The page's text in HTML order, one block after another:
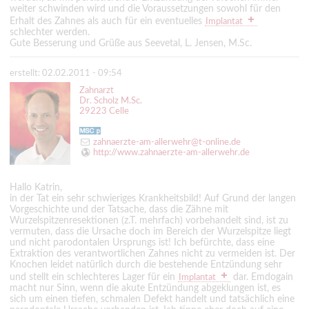
weiter schwinden wird und die Voraussetzungen sowohl für den
Erhalt des Zahnes als auch für ein eventuelles
Implantat
schlechter werden.
Gute Besserung und Grüße aus Seevetal, L. Jensen, M.Sc.
erstellt: 02.02.2011 - 09:54
Zahnarzt
Dr. Scholz M.Sc.
29223 Celle
zahnaerzte-am-allerwehr@t-online.de
http://www.zahnaerzte-am-allerwehr.de
Hallo Katrin,
in der Tat ein sehr schwieriges Krankheitsbild! Auf Grund der langen
Vorgeschichte und der Tatsache, dass die Zähne mit
Wurzelspitzenresektionen (z.T. mehrfach) vorbehandelt sind, ist zu
vermuten, dass die Ursache doch im Bereich der Wurzelspitze liegt
und nicht parodontalen Ursprungs ist! Ich befürchte, dass eine
Extraktion des verantwortlichen Zahnes nicht zu vermeiden ist. Der
Knochen leidet natürlich durch die bestehende Entzündung sehr
und stellt ein schlechteres Lager für ein
Implantat
dar. Emdogain
macht nur Sinn, wenn die akute Entzündung abgeklungen ist, es
sich um einen tiefen, schmalen Defekt handelt und tatsächlich eine